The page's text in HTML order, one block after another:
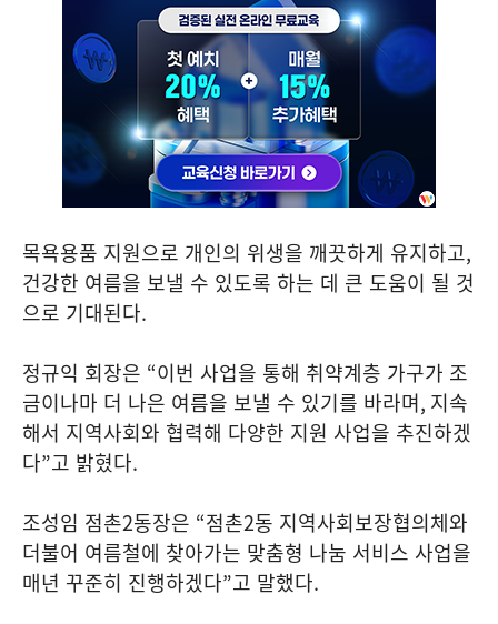
목욕용품 지원으로 개인의 위생을 깨끗하게 유지하고,
건강한 여름을 보낼 수 있도록 하는 데 큰 도움이 될 것
으로 기대된다.
정규익 회장은 “이번 사업을 통해 취약계층 가구가 조
금이나마 더 나은 여름을 보낼 수 있기를 바라며, 지속
해서 지역사회와 협력해 다양한 지원 사업을 추진하겠
다”고 밝혔다.
조성임 점촌2동장은 “점촌2동 지역사회보장협의체와
더불어 여름철에 찾아가는 맞춤형 나눔 서비스 사업을
매년 꾸준히 진행하겠다”고 말했다.